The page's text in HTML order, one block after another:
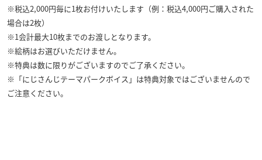
※税込2,000円毎に1枚お付けいたします（例：税込4,000円ご購入された
場合は2枚）
※1会計最大10枚までのお渡しとなります。
※絵柄はお選びいただけません。
※特典は数に限りがございますのでご了承ください。
※「にじさんじテーマパークボイス」は特典対象ではございませんので
ご注意ください。